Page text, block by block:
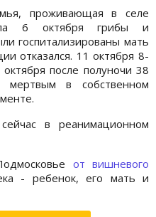
проживающая в селе
6 октября грибы и
госпитализированы мать
отказался. 11 октября 8-
после полуночи 38
мертвым в собственном
в реанимационном
от вишневого
- ребенок, его мать и